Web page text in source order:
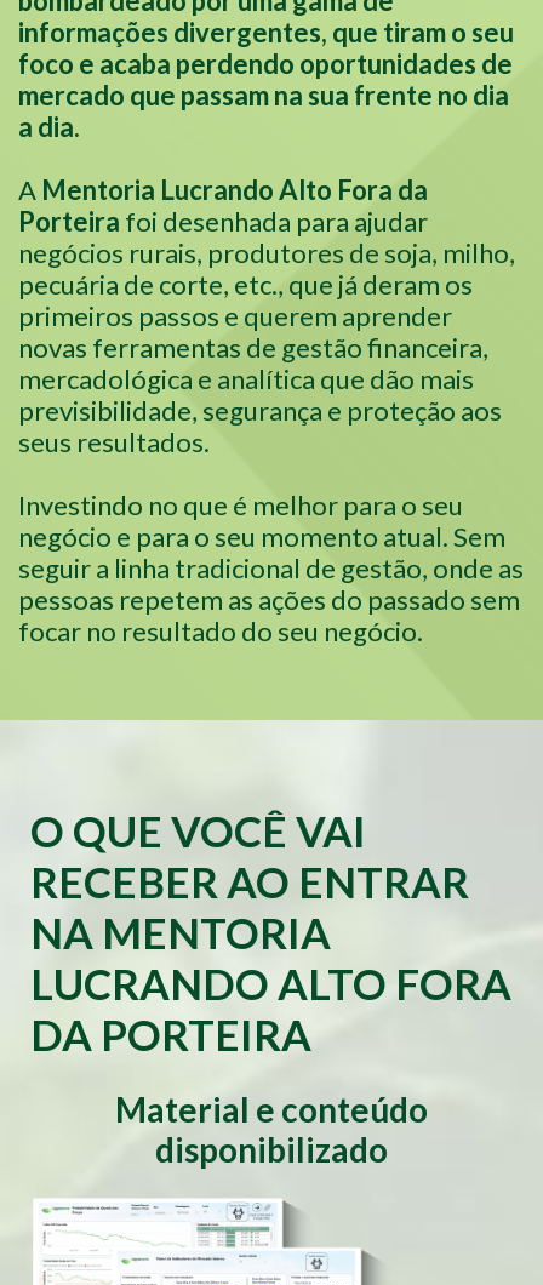
informações divergentes, que tiram o seu
foco e acaba perdendo oportunidades de
mercado que passam na sua frente no dia
a dia.
A Mentoria Lucrando Alto Fora da
Porteira foi desenhada para ajudar
negócios rurais, produtores de soja, milho,
pecuária de corte, etc., que já deram os
primeiros passos e querem aprender
novas ferramentas de gestão financeira,
mercadológica e analítica que dão mais
previsibilidade, segurança e proteção aos
seus resultados.
Investindo no que é melhor para o seu
negócio e para o seu momento atual. Sem
seguir a linha tradicional de gestão, onde as
pessoas repetem as ações do passado sem
focar no resultado do seu negócio.
O QUE VOCÊ VAI
RECEBER AO ENTRAR
NA MENTORIA
LUCRANDO ALTO FORA
DA PORTEIRA
Material e conteúdo
disponibilizado